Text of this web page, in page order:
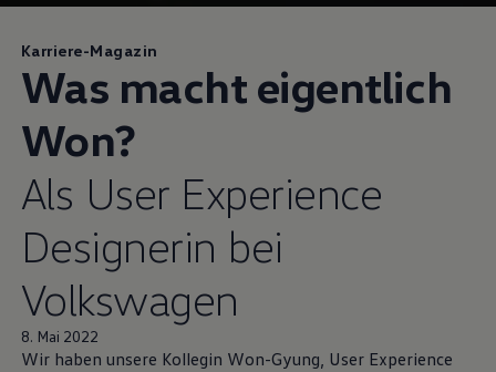
Karriere-Magazin
Was macht eigentlich
Won?
Als User Experience
Designerin bei
Volkswagen
8. Mai 2022
Wir haben unsere Kollegin Won-Gyung, User Experience